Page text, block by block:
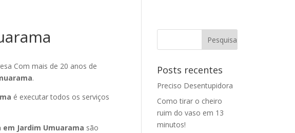
Com mais de 20 anos de
.
é executar todos os serviços
Jardim Umuarama são
Posts recentes
Preciso Desentupidora
Como tirar o cheiro
ruim do vaso em 13
minutos!